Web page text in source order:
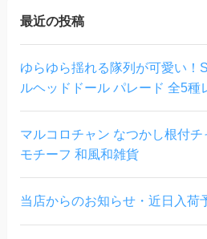
最近の投稿
ゆらゆら揺れる隊列が可愛い！
ルヘッドドール パレード 全5種
マルコロチャン なつかし根付
モチーフ 和風和雑貨
当店からのお知らせ・近日入荷